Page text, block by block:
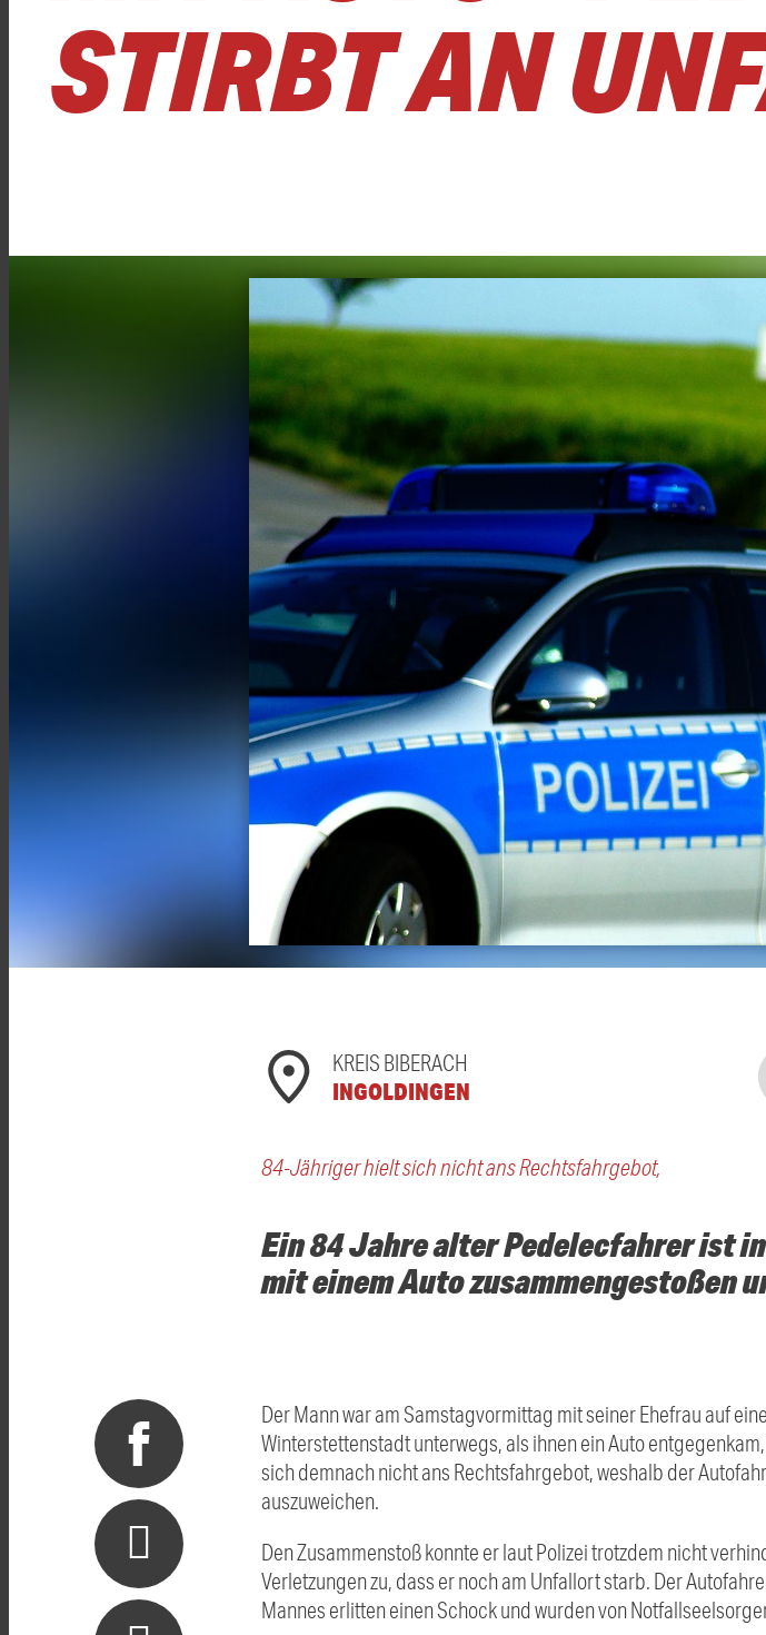
TIRBT AN
KREIS BIBERACH
INGOLDINGEN
84-Jähriger hielt sich nicht ans Rechtsfahrgebot,
Ein 84 Jahre alter Pedelecfahrer ist
mit einem Auto zusammengestoßen
Der Mann war am Samstagvormittag mit seiner Ehefrau auf
Winterstettenstadt unterwegs, als ihnen ein Auto
sich demnach nicht ans Rechtsfahrgebot, weshalb der
auszuweichen.
Den Zusammenstoß konnte er laut Polizei trotzdem nicht
Verletzungen zu, dass er noch am Unfallort starb. Der
Mannes erlitten einen Schock und wurden von